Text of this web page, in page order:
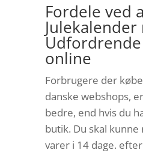
Fordele ved
Julekalender
online
Forbrugere der
danske webshops,
bedre, end hvis du
butik. Du skal
varer i 14 dage.